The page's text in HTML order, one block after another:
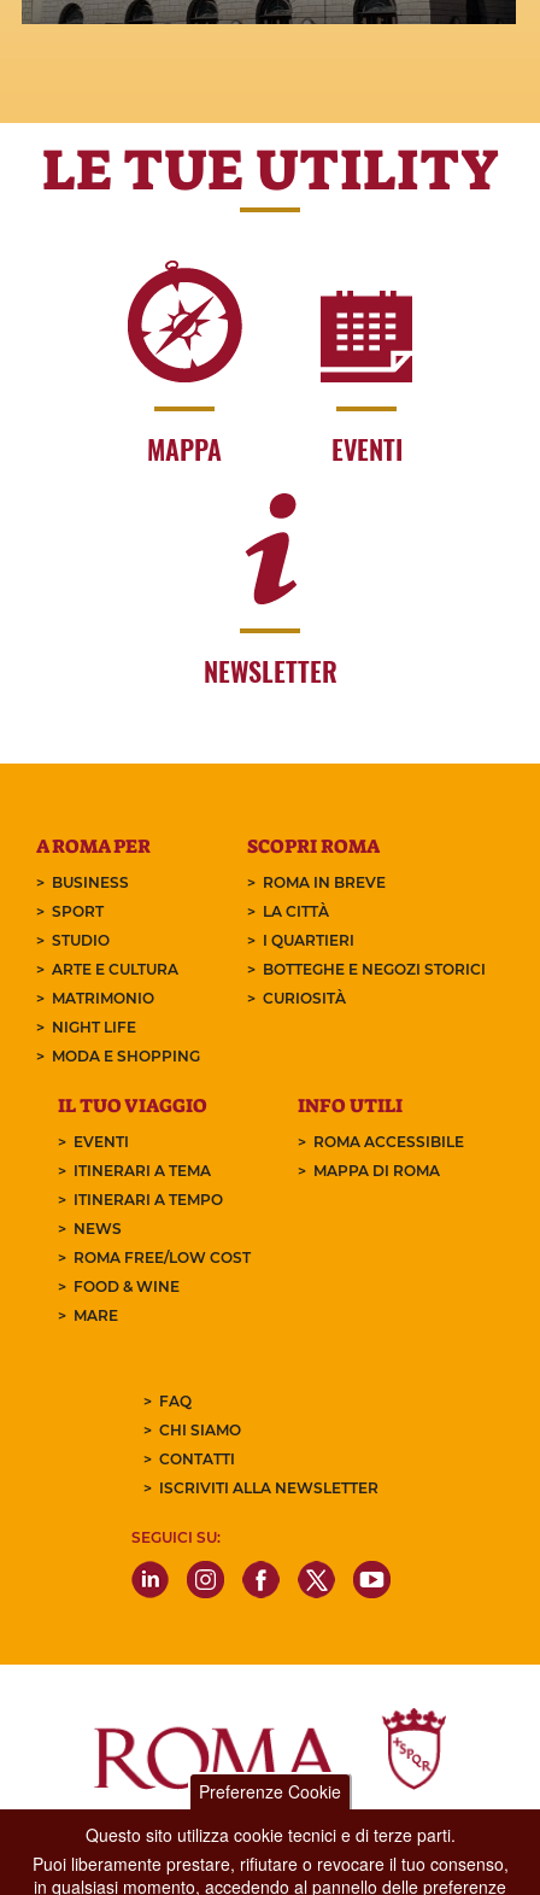
LE TUE UTILITY
MAPPA EVENTI
NEWSLETTER
A ROMA PER
BUSINESS
SPORT
STUDIO
ARTE E CULTURA
MATRIMONIO
NIGHT LIFE
MODA E SHOPPING
SCOPRI ROMA
ROMA IN BREVE
LA CITTÀ
I QUARTIERI
BOTTEGHE E NEGOZI STORICI
CURIOSITÀ
IL TUO VIAGGIO
EVENTI
ITINERARI A TEMA
ITINERARI A TEMPO
NEWS
ROMA FREE/LOW COST
FOOD & WINE
MARE
INFO UTILI
ROMA ACCESSIBILE
MAPPA DI ROMA
FAQ
CHI SIAMO
CONTATTI
ISCRIVITI ALLA NEWSLETTER
SEGUICI SU:
Dipartimento Grandi Eventi, Sport, Turismo e Moda.
Via di San Basilio, 51
Preferenze Cookie
Questo sito utilizza cookie tecnici e di terze parti.
Puoi liberamente prestare, rifiutare o revocare il tuo consenso,
in qualsiasi momento, accedendo al pannello delle preferenze